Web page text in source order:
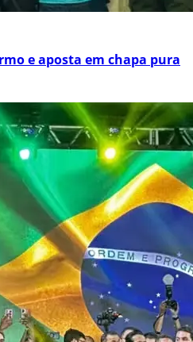
e aposta em chapa pura